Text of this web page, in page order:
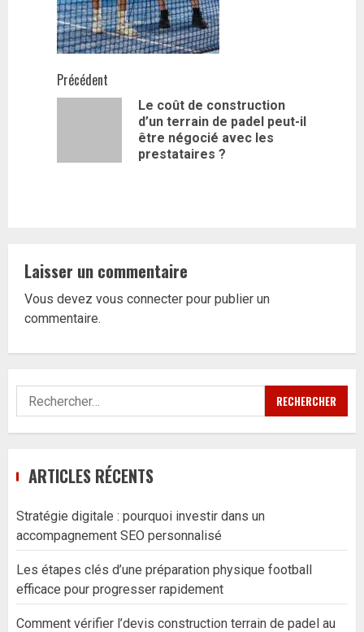
Navigation
Précédent
Article
Le coût de construction
d’un terrain de padel peut-il
être négocié avec les
prestataires ?
Laisser un commentaire
Vous devez vous connecter pour publier un
commentaire.
Rechercher :
ARTICLES RÉCENTS
Stratégie digitale : pourquoi investir dans un
accompagnement SEO personnalisé
Les étapes clés d’une préparation physique football
efficace pour progresser rapidement
Comment vérifier l’devis construction terrain de padel au